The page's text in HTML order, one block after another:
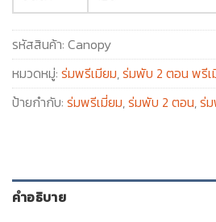
รหัสสินค้า: Canopy
หมวดหมู่: ร่มพรีเมียม,ร่มพับ 2 ตอน พรีเ
ป้ายกำกับ: ร่มพรีเมี่ยม,ร่มพับ 2 ตอน,ร่
คำอธิบาย